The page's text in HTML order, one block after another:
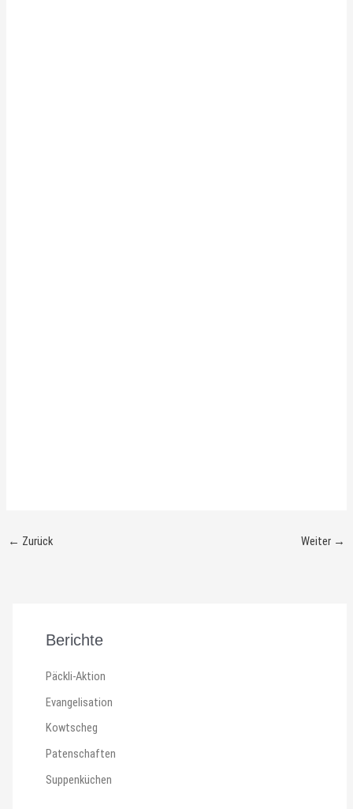
← Zurück Weiter →
Berichte
Päckli-Aktion
Evangelisation
Kowtscheg
Patenschaften
Suppenküchen